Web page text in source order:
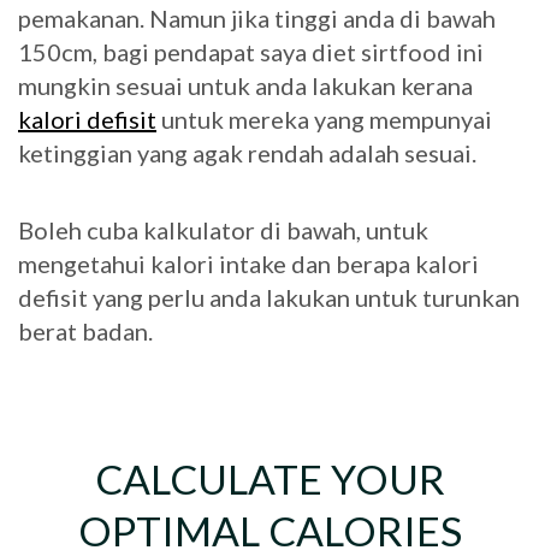
pemakanan. Namun jika tinggi anda di bawah
150cm, bagi pendapat saya diet sirtfood ini
mungkin sesuai untuk anda lakukan kerana
kalori defisit untuk mereka yang mempunyai
ketinggian yang agak rendah adalah sesuai.
Boleh cuba kalkulator di bawah, untuk
mengetahui kalori intake dan berapa kalori
defisit yang perlu anda lakukan untuk turunkan
berat badan.
CALCULATE YOUR
OPTIMAL CALORIES